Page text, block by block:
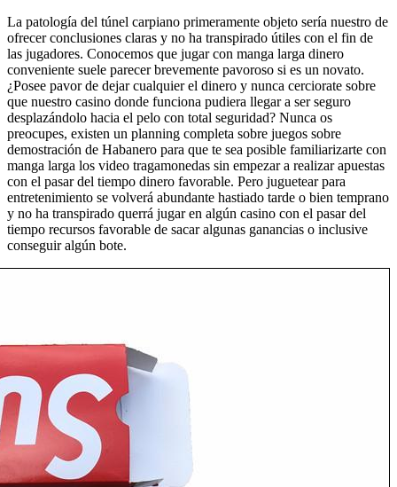
La patologí­a del túnel carpiano primeramente objeto serí­a nuestro de
ofrecer conclusiones claras y no ha transpirado útiles con el fin de
las jugadores. Conocemos que jugar con manga larga dinero
conveniente suele parecer brevemente pavoroso si es un novato.
¿Posee pavor de dejar cualquier el dinero y nunca cerciorate sobre
que nuestro casino donde funciona pudiera llegar a ser seguro
desplazándolo hacia el pelo con total seguridad? Nunca os
preocupes, existen un planning completa sobre juegos sobre
demostración de Habanero para que te sea posible familiarizarte con
manga larga los video tragamonedas sin empezar a realizar apuestas
con el pasar del tiempo dinero favorable. Pero juguetear para
entretenimiento se volverá abundante hastiado tarde o bien temprano
y no ha transpirado querrá jugar en algún casino con el pasar del
tiempo recursos favorable de sacar algunas ganancias o inclusive
conseguir algún bote.